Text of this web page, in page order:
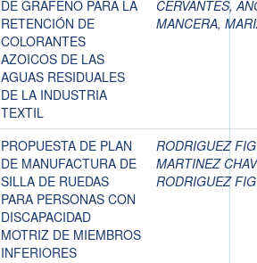
DE GRAFENO PARA LA
RETENCIÓN DE
COLORANTES
AZOICOS DE LAS
AGUAS RESIDUALES
DE LA INDUSTRIA
TEXTIL
CERVANTES,
MANCERA,
PROPUESTA DE PLAN
DE MANUFACTURA DE
SILLA DE RUEDAS
PARA PERSONAS CON
DISCAPACIDAD
MOTRIZ DE MIEMBROS
INFERIORES
RODRIGUEZ
MARTINEZ
RODRIGUEZ